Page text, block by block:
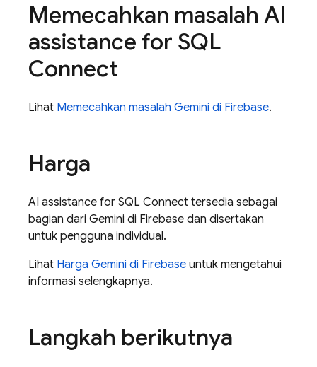
Memecahkan masalah AI
assistance for SQL
Connect
Lihat Memecahkan masalah Gemini di Firebase.
Harga
AI assistance for SQL Connect tersedia sebagai
bagian dari Gemini di Firebase dan disertakan
untuk pengguna individual.
Lihat Harga Gemini di Firebase untuk mengetahui
informasi selengkapnya.
Langkah berikutnya